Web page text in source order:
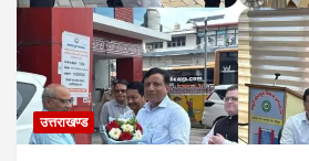
उत्तराखण्ड